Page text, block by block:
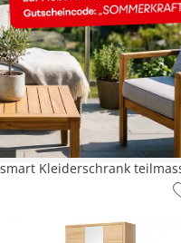
smart Kleiderschrank